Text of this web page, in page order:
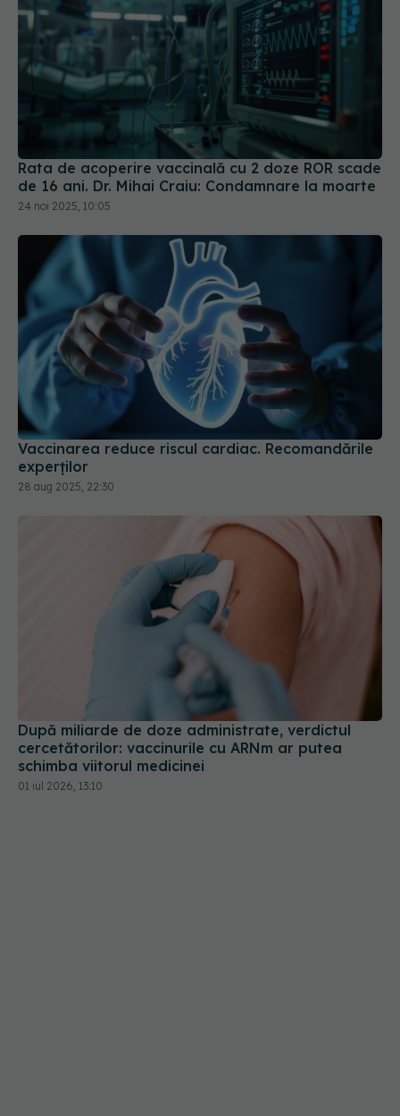
Rata de acoperire vaccinală cu 2 doze ROR scade
de 16 ani. Dr. Mihai Craiu: Condamnare la moarte
24 noi 2025, 10:05
Vaccinarea reduce riscul cardiac. Recomandările
experților
28 aug 2025, 22:30
După miliarde de doze administrate, verdictul
cercetătorilor: vaccinurile cu ARNm ar putea
schimba viitorul medicinei
01 iul 2026, 13:10